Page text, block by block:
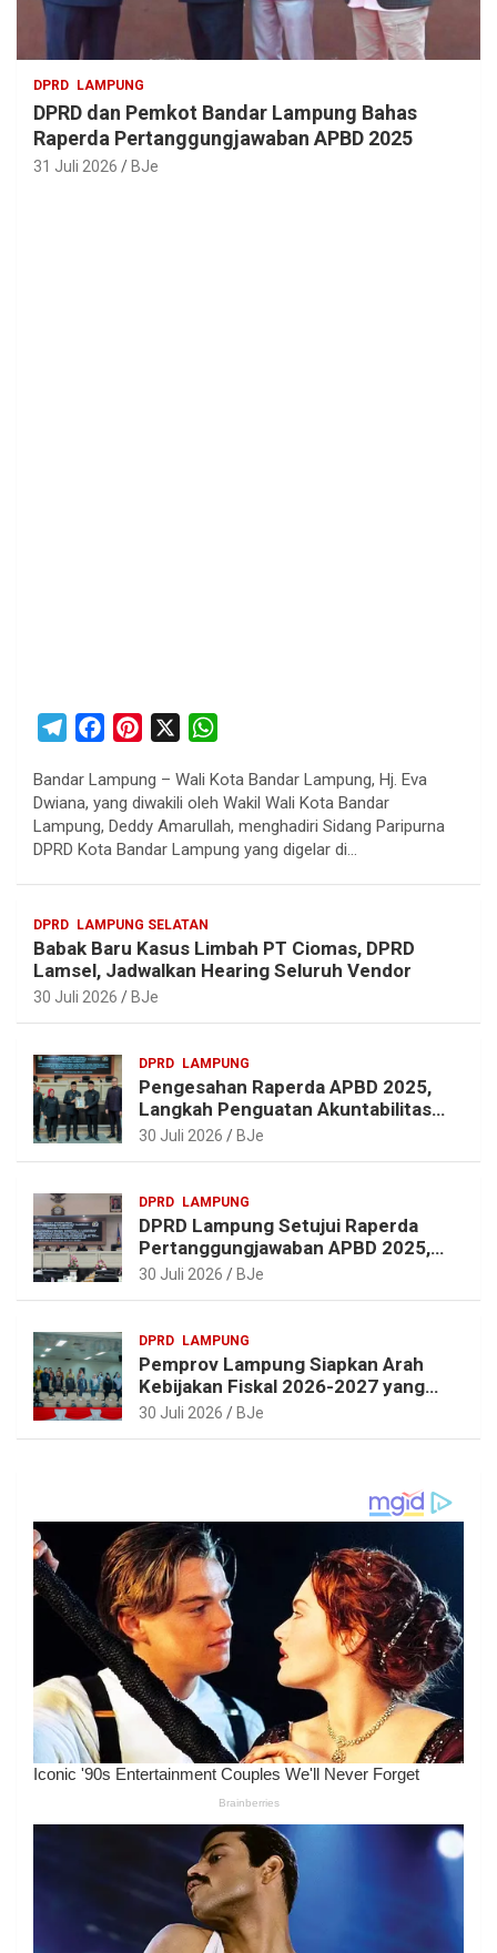
DPRD LAMPUNG
DPRD dan Pemkot Bandar Lampung Bahas
Raperda Pertanggungjawaban APBD 2025
31 Juli 2026 BJe
l
e
g
m
c
e
b
k
n
t
e
s
t
a
s
Bandar Lampung – Wali Kota Bandar Lampung, Hj. Eva
Dwiana, yang diwakili oleh Wakil Wali Kota Bandar
Lampung, Deddy Amarullah, menghadiri Sidang Paripurna
DPRD Kota Bandar Lampung yang digelar di…
DPRD LAMPUNG SELATAN
Babak Baru Kasus Limbah PT Ciomas, DPRD
Lamsel, Jadwalkan Hearing Seluruh Vendor
30 Juli 2026 BJe
DPRD LAMPUNG
Pengesahan Raperda APBD 2025,
Langkah Penguatan Akuntabilitas
dan Pembangunan Lampung
30 Juli 2026 BJe
DPRD LAMPUNG
DPRD Lampung Setujui Raperda
Pertanggungjawaban APBD 2025,
Beri Sejumlah Rekomendasi
30 Juli 2026 BJe
DPRD LAMPUNG
Pemprov Lampung Siapkan Arah
Kebijakan Fiskal 2026-2027 yang
Realistis dan Berkelanjutan
30 Juli 2026 BJe